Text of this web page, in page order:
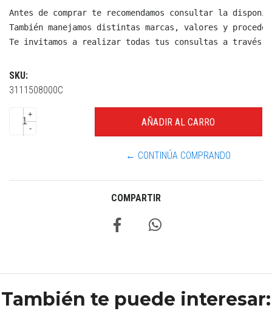
Antes de comprar te recomendamos consultar la
También manejamos distintas marcas, valores y
Te invitamos a realizar todas tus consultas a través
SKU:
3111508000C
+
-
← CONTINÚA COMPRANDO
COMPARTIR
También te puede interesar: